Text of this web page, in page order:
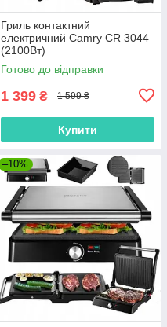
Гриль контактний
електричний Camry CR 3044
(2100Вт)
Готово до відправки
1 399 ₴ 1 599 ₴
Купити
–10%